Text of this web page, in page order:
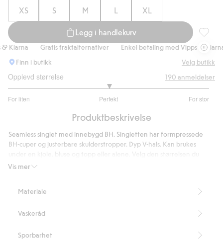
XS S M L XL
Legg i handlekurv
Gratis fraktalternativer
Enkel betaling med Vipps & Klarna
Finn i butikk
Velg butikk
Opplevd størrelse
For liten Perfekt For stor
av
150
stemmer
190 anmeldelser
Produktbeskrivelse
Vis mer
Seamless singlet med innebygd BH. Singletten har formpressede
BH-cuper og justerbare skulderstropper. Dyp V-hals. Kan brukes
vanligvis bruker i topper og gensere.
Artikkelnummer
Materiale
Vaskeråd
Sporbarhet